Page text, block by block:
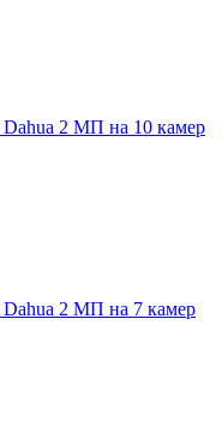
Dahua 2 МП на 10 камер
Dahua 2 МП на 7 камер